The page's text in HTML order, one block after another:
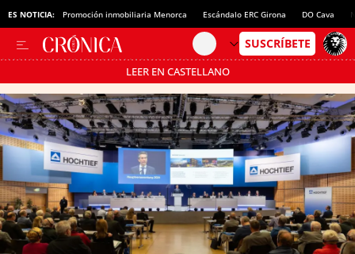
ES NOTICIA: Promoción inmobiliaria Menorca Escándalo ERC Girona DO Cava
LEER EN CASTELLANO
Pásate al MODO AHORRO